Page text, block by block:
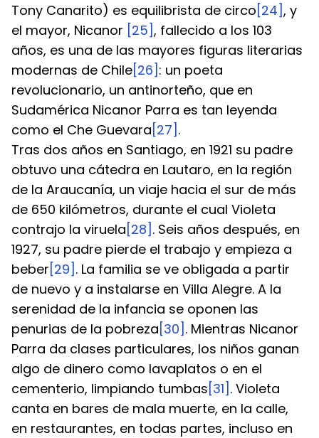
Tony Canarito) es equilibrista de circo [24], y
el mayor, Nicanor [25], fallecido a los 103
años, es una de las mayores figuras literarias
modernas de Chile[26] : un poeta
revolucionario, un antinorteño, que en
Sudamérica Nicanor Parra es tan leyenda
como el Che Guevara [27] .
Tras dos años en Santiago, en 1921 su padre
obtuvo una cátedra en Lautaro, en la región
de la Araucanía, un viaje hacia el sur de más
de 650 kilómetros, durante el cual Violeta
contrajo la viruela [28] . Seis años después, en
1927, su padre pierde el trabajo y empieza a
beber [29] . La familia se ve obligada a partir
de nuevo y a instalarse en Villa Alegre. A la
serenidad de la infancia se oponen las
penurias de la pobreza [30] . Mientras Nicanor
Parra da clases particulares, los niños ganan
algo de dinero como lavaplatos o en el
cementerio, limpiando tumbas [31] . Violeta
canta en bares de mala muerte, en la calle,
en restaurantes, en todas partes, incluso en